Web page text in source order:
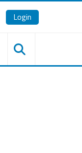
Login